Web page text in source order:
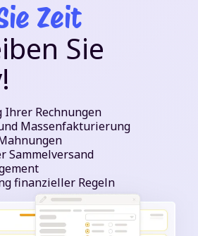
Zeit
Sie
Rechnungen
Massenfakturierung
Sammelversand
finanzieller Regeln